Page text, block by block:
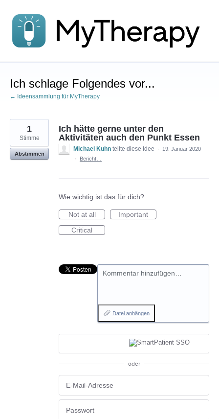
Inhalt
springen
Ich schlage Folgendes vor...
← Ideensammlung für MyTherapy
Ich hätte gerne unter den
Aktivitäten auch den Punkt Essen
1
Stimme
Abstimmen
Michael Kuhn teilte diese Idee ·
19. Januar 2020
·
Bericht…
Wie wichtig ist das für dich?
Not at all
Important
Critical
Kommentar hinzufügen…
Datei anhängen
oder